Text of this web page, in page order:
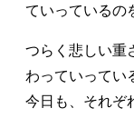
ていっているの
つらく悲しい重
わっていってい
今日も、それぞ